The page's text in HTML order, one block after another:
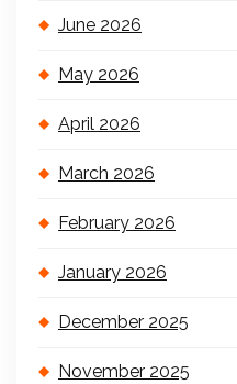
June 2026
May 2026
April 2026
March 2026
February 2026
January 2026
December 2025
November 2025